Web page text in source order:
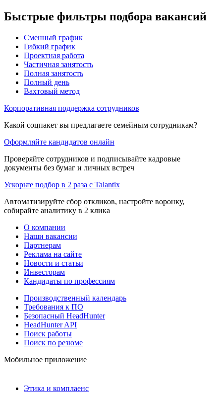
Быстрые фильтры подбора вакансий
Сменный график
Гибкий график
Проектная работа
Частичная занятость
Полная занятость
Полный день
Вахтовый метод
Корпоративная поддержка сотрудников
Какой соцпакет вы предлагаете семейным сотрудникам?
Оформляйте кандидатов онлайн
Проверяйте сотрудников и подписывайте кадровые
документы без бумаг и личных встреч
Ускорьте подбор в 2 раза с Talantix
Автоматизируйте сбор откликов, настройте воронку,
собирайте аналитику в 2 клика
О компании
Наши вакансии
Партнерам
Реклама на сайте
Новости и статьи
Инвесторам
Кандидаты по профессиям
Производственный календарь
Требования к ПО
Безопасный HeadHunter
HeadHunter API
Поиск работы
Поиск по резюме
Мобильное приложение
Этика и комплаенс